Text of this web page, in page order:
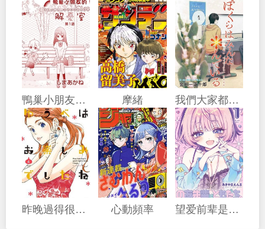
鴨巢小朋友的解憂室 摩緒 我們大家都＊着
昨晚過得很愉快吧 心動頻率 望爱前辈是朋友